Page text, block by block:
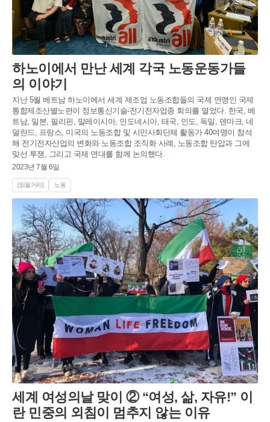
하노이에서 만난 세계 각국 노동운동가들
의 이야기
지난 5월 베트남 하노이에서 세계 제조업 노동조합들의 국제 연맹인 국제
통합제조산별노련이 정보통신기술-전기전자업종 회의를 열었다. 한국, 베
트남, 일본, 필리핀, 말레이시아, 인도네시아, 태국, 인도, 독일, 덴마크, 네
덜란드, 프랑스, 미국의 노동조합 및 시민사회단체 활동가 40여명이 참석
해 전기전자산업의 변화와 노동조합 조직화 사례, 노동조합 탄압과 그에
맞선 투쟁, 그리고 국제 연대를 함께 논의했다.
2023년 7월 6일
[읽을거리] 노동
세계 여성의날 맞이 ② “여성, 삶, 자유!” 이
란 민중의 외침이 멈추지 않는 이유